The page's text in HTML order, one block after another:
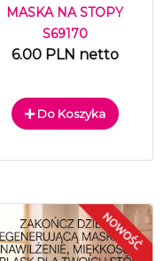
MASKA NA STOPY
S69170
6.00 PLN netto
Do Koszyka